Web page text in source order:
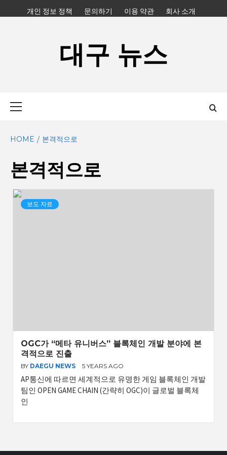
to
개인 정보 정책 문의하기 이용 약관 회사 소개
대구 뉴스
HOME 본격적으로
본격적으로
보도 자료
OGC가 “메타 유니버스” 블록체인 개발 분야에 본
격적으로 진출
BY DAEGU NEWS 5 YEARS AGO
AP통신에 따르면 세계적으로 유명한 게임 블록체인 개발
팀인 OPEN GAME CHAIN ​​(간략히 OGC)이 글로벌 블록체
인